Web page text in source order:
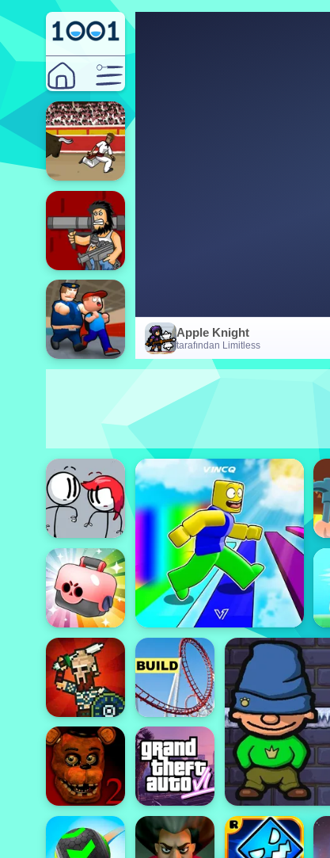
Apple Knight
tarafından Limitless